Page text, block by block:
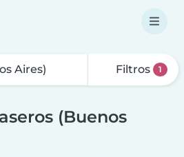
Filtros 1
(Buenos